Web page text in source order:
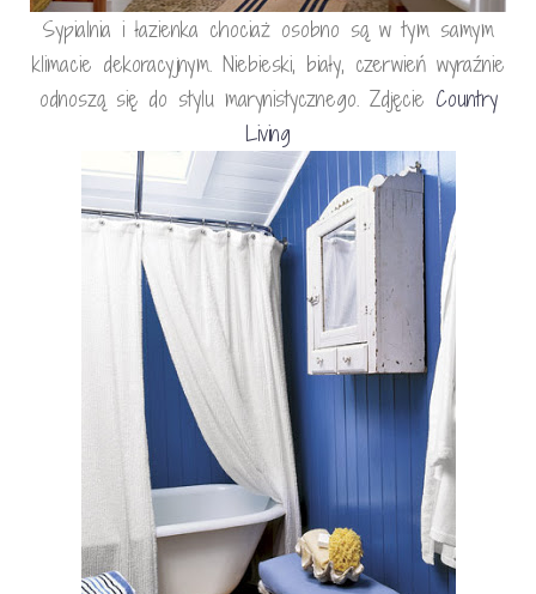
Sypialnia i łazienka chociaż osobno są w tym samym
klimacie dekoracyjnym. Niebieski, biały, czerwień wyraźnie
odnoszą się do stylu marynistycznego. Zdjęcie Country
Living